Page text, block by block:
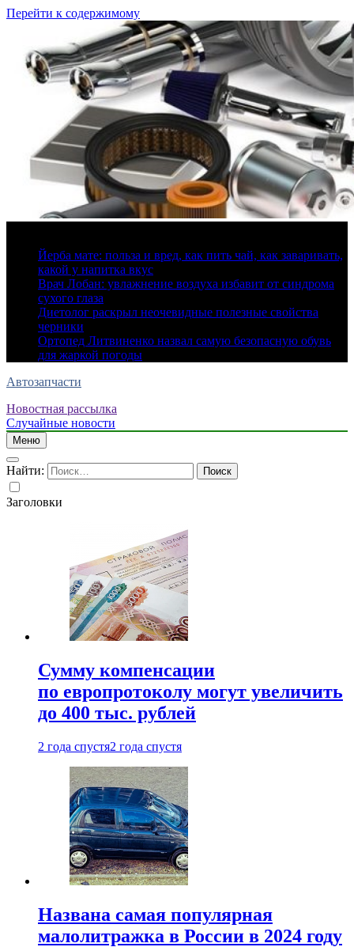
Перейти к содержимому
Йерба мате: польза и вред, как пить чай, как заваривать,
какой у напитка вкус
Врач Лобан: увлажнение воздуха избавит от синдрома
сухого глаза
Диетолог раскрыл неочевидные полезные свойства
черники
Ортопед Литвиненко назвал самую безопасную обувь
для жаркой погоды
Автозапчасти
Новостная рассылка
Случайные новости
Меню
Найти:
Заголовки
Сумму компенсации
по европротоколу могут увеличить
до 400 тыс. рублей
2 года спустя2 года спустя
Названа самая популярная
малолитражка в России в 2024 году